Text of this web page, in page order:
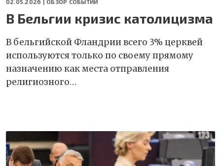
02.05.2026 | ОБЗОР СОБЫТИЙ
В Бельгии кризис католицизма
В бельгийской Фландрии всего 3% церквей
используются только по своему прямому
назначению как места отправления
религиозного…